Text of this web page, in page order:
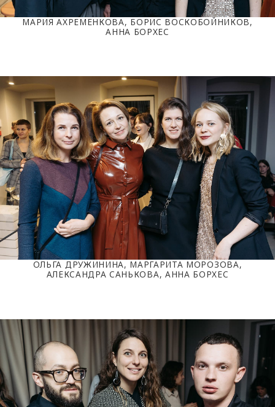
МАРИЯ АХРЕМЕНКОВА, БОРИС ВОСКОБОЙНИКОВ,
АННА БОРХЕС
ОЛЬГА ДРУЖИНИНА, МАРГАРИТА МОРОЗОВА,
АЛЕКСАНДРА САНЬКОВА, АННА БОРХЕС